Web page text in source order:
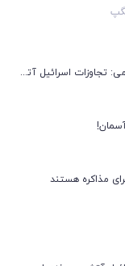
بیانیه مشترک ۸ کشور عربی و اسلامی: تجاوزات اسرائیل آتش‌بس غزه را تضعیف می‌کند
مذاکره هستند